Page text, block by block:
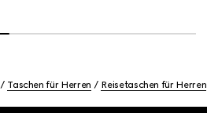
Taschen für Herren Reisetaschen für Herren